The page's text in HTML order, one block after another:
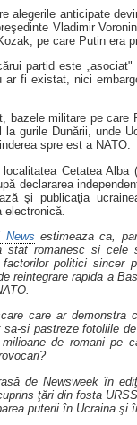
alegerile anticipate
Vladimir
pe care Putin era
partid este
ar fi existat, nici
bazele militare pe
la gurile Dunării, unde
spre est a NATO.
Cetatea
declararea
şi publicaţia
News estimeaza ca,
stat romanesc si cele
factorilor politici sincer
reintegrare rapida a
care ar demonstra
sa-si pastreze fotoliile
de romani pe
de Newsweek în
ţări din fosta
puterii în Ucraina şi